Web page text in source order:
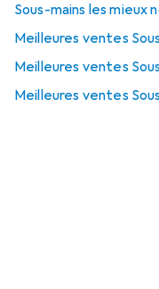
Sous-mains les mieux
Meilleures ventes
Meilleures ventes
Meilleures ventes